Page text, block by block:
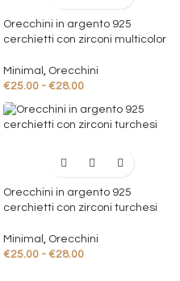
Orecchini in argento 925
cerchietti con zirconi multicolor
Minimal , Orecchini
€25.00 - €28.00
Orecchini in argento 925
cerchietti con zirconi turchesi
Minimal , Orecchini
€25.00 - €28.00